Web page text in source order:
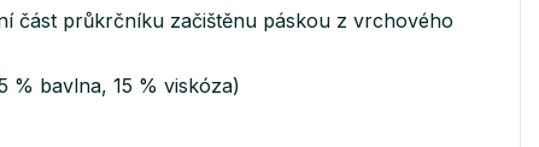
část průkrčníku začištěnu páskou z vrchového
% bavlna, 15 % viskóza)